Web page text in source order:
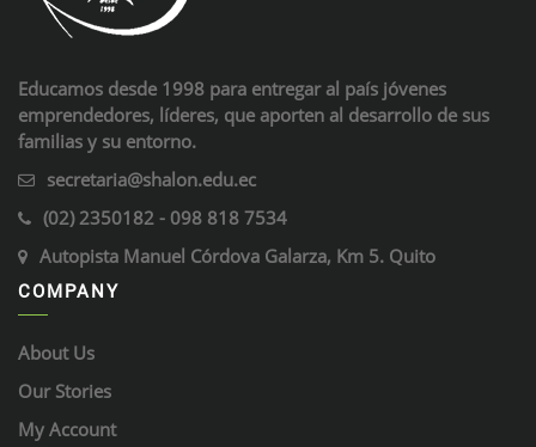
Educamos desde 1998 para entregar al país jóvenes
emprendedores, líderes, que aporten al desarrollo de sus
familias y su entorno.
secretaria@shalon.edu.ec
(02) 2350182 - 098 818 7534
Autopista Manuel Córdova Galarza, Km 5. Quito
COMPANY
About Us
Our Stories
My Account